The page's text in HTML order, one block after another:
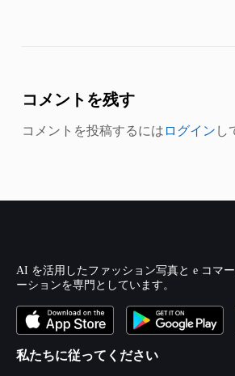
コメントを残す
コメントを投稿するには ログイン し
AI を活用したファッション写真と e コマ
ーションを専門としています。
私たちに従ってください